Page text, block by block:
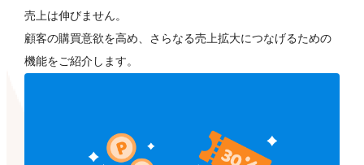
売上は伸びません。
顧客の購買意欲を高め、さらなる売上拡大につなげるための
機能をご紹介します。